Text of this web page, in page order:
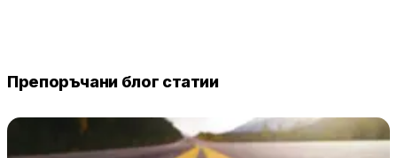
Препоръчани блог статии